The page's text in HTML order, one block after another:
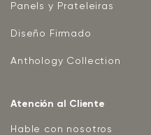
Panels y Prateleiras
Diseño Firmado
Anthology Collection
Atención al Cliente
Hable con nosotros